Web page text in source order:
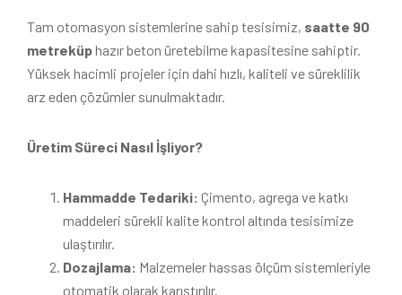
Tam otomasyon sistemlerine sahip tesisimiz, saatte 90
metreküphazır beton üretebilme kapasitesine sahiptir.
Yüksek hacimli projeler için dahi hızlı, kaliteli ve süreklilik
arz eden çözümler sunulmaktadır.
Üretim Süreci Nasıl İşliyor?
Hammadde Tedariki: Çimento, agrega ve katkı
maddeleri sürekli kalite kontrol altında tesisimize
ulaştırılır.
Dozajlama: Malzemeler hassas ölçüm sistemleriyle
otomatik olarak karıştırılır.